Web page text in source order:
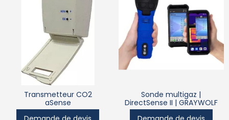
Transmetteur CO2
aSense
Sonde multigaz |
DirectSense II | GRAYWOLF